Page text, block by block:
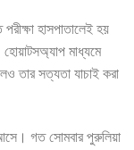
হাসপাতালেই হয়
মাধ্যমে
তার সত্যতা যাচাই করা
গত সোমবার পুরুলিয়া